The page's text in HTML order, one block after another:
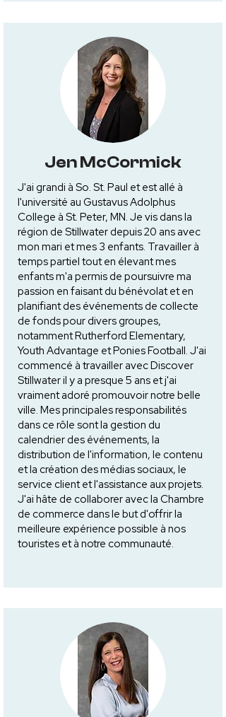
Jen McCormick
J'ai grandi à So. St. Paul et est allé à
l'université au Gustavus Adolphus
College à St. Peter, MN. Je vis dans la
région de Stillwater depuis 20 ans avec
mon mari et mes 3 enfants. Travailler à
temps partiel tout en élevant mes
enfants m'a permis de poursuivre ma
passion en faisant du bénévolat et en
planifiant des événements de collecte
de fonds pour divers groupes,
notamment Rutherford Elementary,
Youth Advantage et Ponies Football. J'ai
commencé à travailler avec Discover
Stillwater il y a presque 5 ans et j'ai
vraiment adoré promouvoir notre belle
ville. Mes principales responsabilités
dans ce rôle sont la gestion du
calendrier des événements, la
distribution de l'information, le contenu
et la création des médias sociaux, le
service client et l'assistance aux projets.
J'ai hâte de collaborer avec la Chambre
de commerce dans le but d'offrir la
meilleure expérience possible à nos
touristes et à notre communauté.